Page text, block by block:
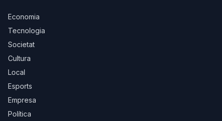
Economia
Tecnologia
Societat
Cultura
Local
Esports
Empresa
Política